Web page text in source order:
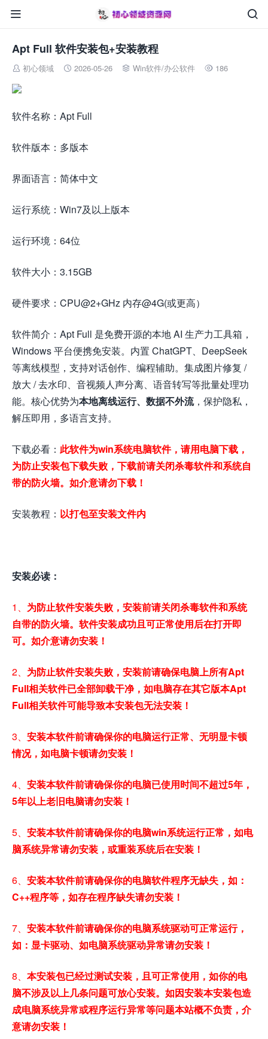


Apt Full 软件安装包+安装教程
 初心领域  2026-05-26  Win软件/办公软件  186
软件名称：Apt Full
软件版本：多版本
界面语言：简体中文
运行系统：Win7及以上版本
运行环境：64位
软件大小：3.15GB
硬件要求：CPU@2+GHz 内存@4G(或更高）
软件简介：Apt Full 是免费开源的本地 AI 生产力工具箱，
Windows 平台便携免安装。内置 ChatGPT、DeepSeek
等离线模型，支持对话创作、编程辅助。集成图片修复 /
放大 / 去水印、音视频人声分离、语音转写等批量处理功
能。核心优势为本地离线运行、数据不外流，保护隐私，
解压即用，多语言支持。
下载必看： 此软件为win系统电脑软件，请用电脑下载，
为防止安装包下载失败，下载前请关闭杀毒软件和系统自
带的防火墙。如介意请勿下载！
安装教程： 以打包至安装文件内
安装必读：
1、 为防止软件安装失败，安装前请关闭杀毒软件和系统
自带的防火墙。软件安装成功且可正常使用后在打开即
可。如介意请勿安装！
2、 为防止软件安装失败，安装前请确保电脑上所有Apt
Full相关软件已全部卸载干净，如电脑存在其它版本Apt
Full相关软件可能导致本安装包无法安装！
3、 安装本软件前请确保你的电脑运行正常、无明显卡顿
情况，如电脑卡顿请勿安装！
4、 安装本软件前请确保你的电脑已使用时间不超过5年，
5年以上老旧电脑请勿安装！
5、 安装本软件前请确保你的电脑win系统运行正常，如电
脑系统异常请勿安装，或重装系统后在安装！
6、 安装本软件前请确保你的电脑软件程序无缺失，如：
C++程序等，如存在程序缺失请勿安装！
7、 安装本软件前请确保你的电脑系统驱动可正常运行，
如：显卡驱动、如电脑系统驱动异常请勿安装！
8、 本安装包已经过测试安装，且可正常使用，如你的电
脑不涉及以上几条问题可放心安装。如因安装本安装包造
成电脑系统异常或程序运行异常等问题本站概不负责，介
意请勿安装！